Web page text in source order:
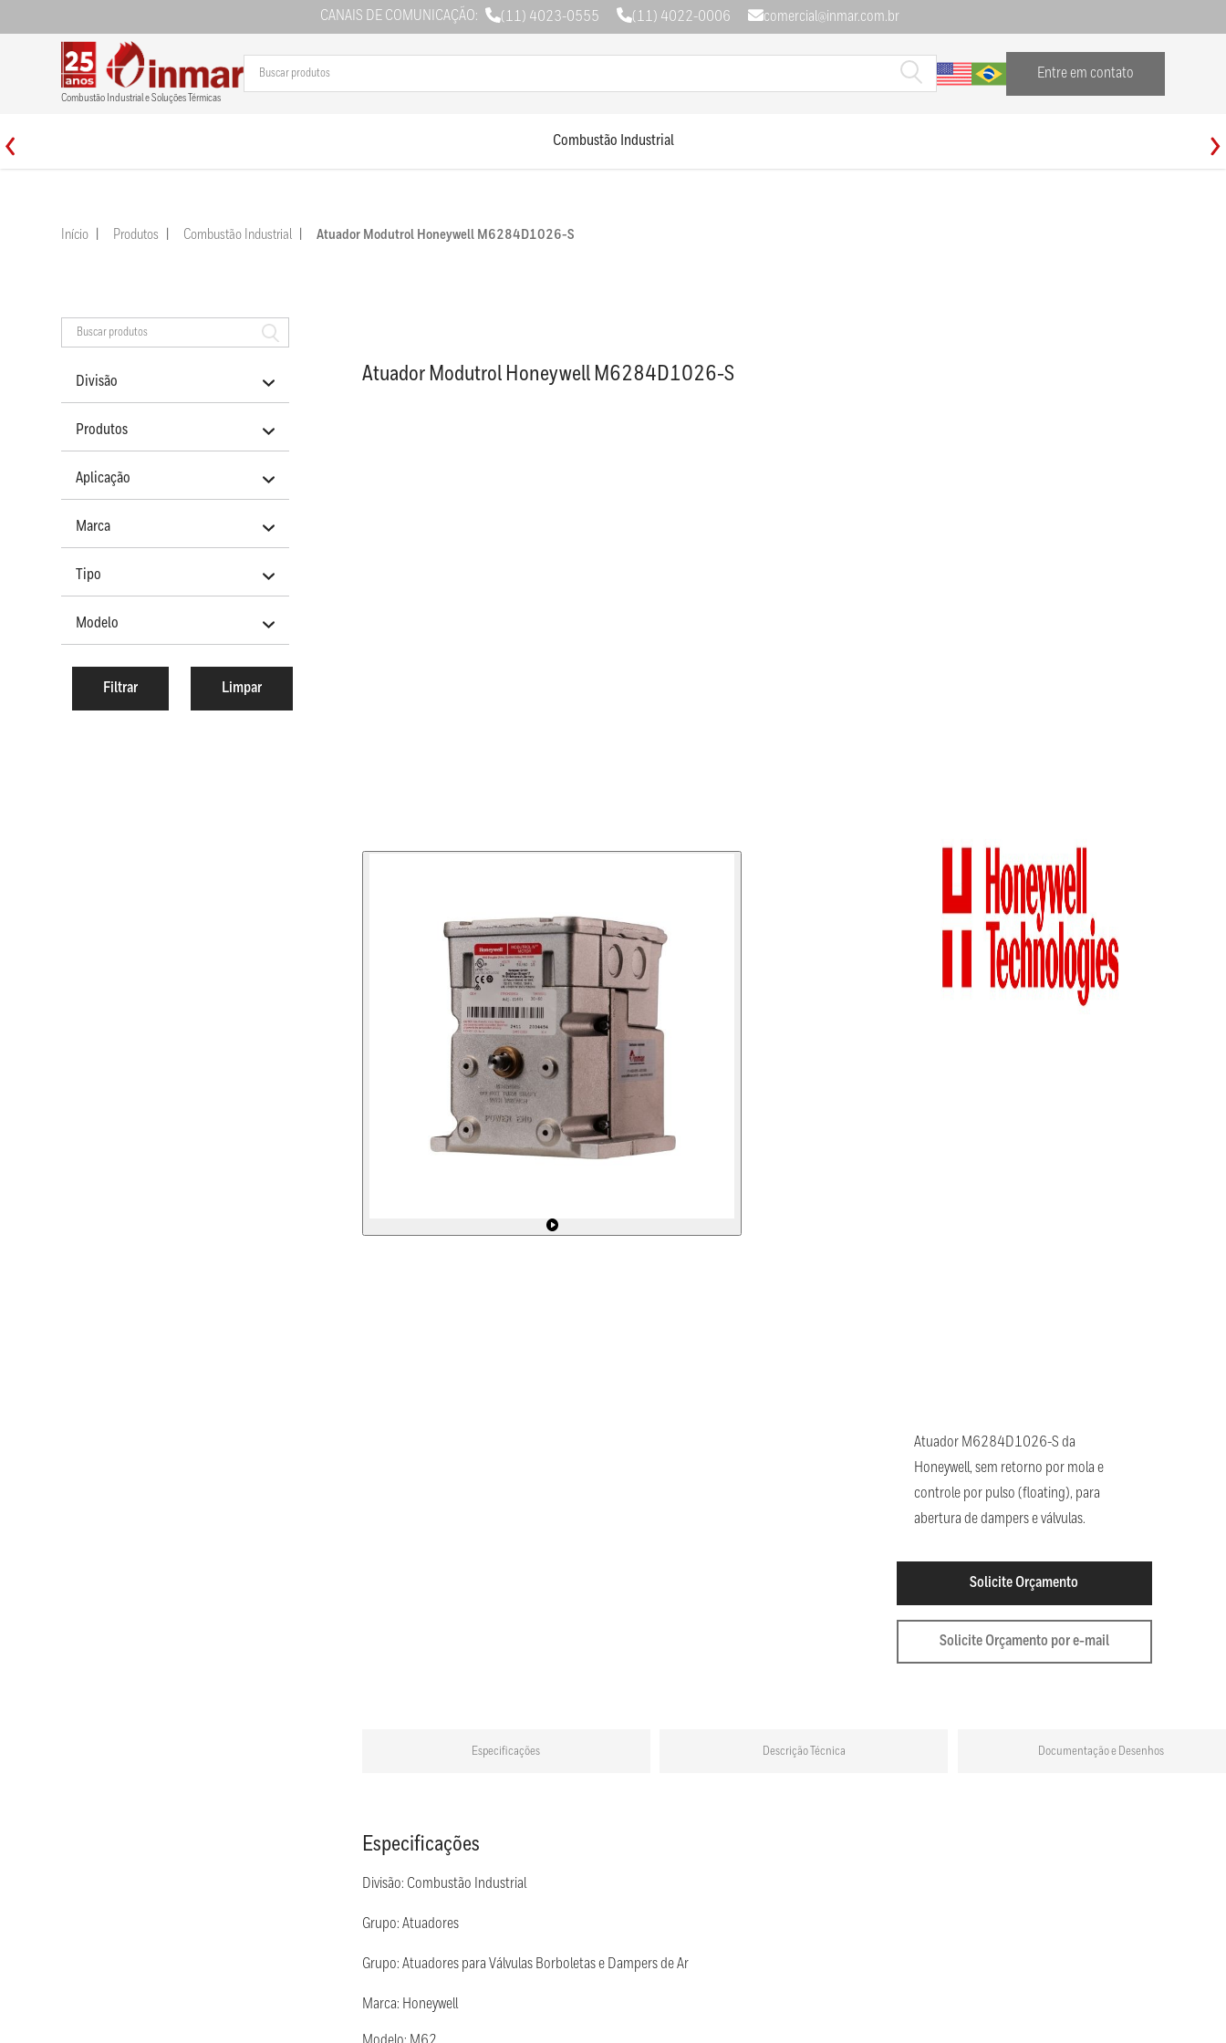
CANAIS DE COMUNICAÇÃO: (11) 4023-0555 (11) 4022-0006 comercial@inmar.com.br
Combustão Industrial e Soluções Térmicas
Entre em contato
Combustão Industrial
Início Produtos Combustão Industrial Atuador Modutrol Honeywell M6284D1026-S
Divisão
Produtos
Aplicação
Marca
Tipo
Modelo
Atuador Modutrol Honeywell M6284D1026-S
Atuador M6284D1026-S da
Honeywell, sem retorno por mola e
controle por pulso (floating), para
abertura de dampers e válvulas.
Solicite Orçamento
Solicite Orçamento por e-mail
Especificações Descrição Técnica Documentação e Desenhos
Especificações
Divisão: Combustão Industrial
Grupo: Atuadores
Grupo: Atuadores para Válvulas Borboletas e Dampers de Ar
Marca: Honeywell